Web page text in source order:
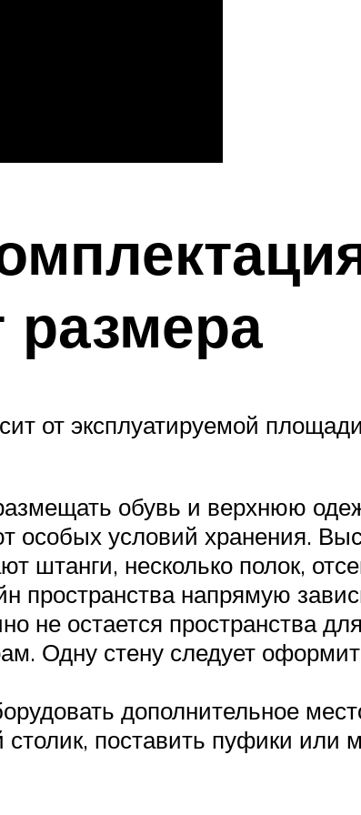
размера
от эксплуатируемой
обувь и верхнюю
особых условий хранения.
штанги, несколько полок,
пространства напрямую
не остается пространства
Одну стену следует
дополнительное
поставить пуфики или